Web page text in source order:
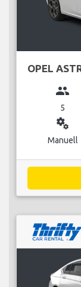
OPEL
group
5
miscellaneous_services
Manuell